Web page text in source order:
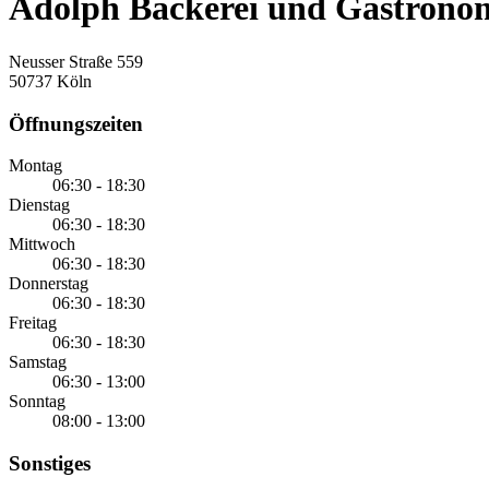
Adolph Bäckerei und
Neusser Straße 559
50737 Köln
Öffnungszeiten
Montag
06:30 - 18:30
Dienstag
06:30 - 18:30
Mittwoch
06:30 - 18:30
Donnerstag
06:30 - 18:30
Freitag
06:30 - 18:30
Samstag
06:30 - 13:00
Sonntag
08:00 - 13:00
Sonstiges